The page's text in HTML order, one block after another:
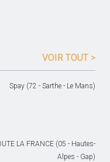
VOIR TOUT >
Spay (72 - Sarthe - Le Mans)
LA FRANCE (05 - Hautes-
Alpes - Gap)